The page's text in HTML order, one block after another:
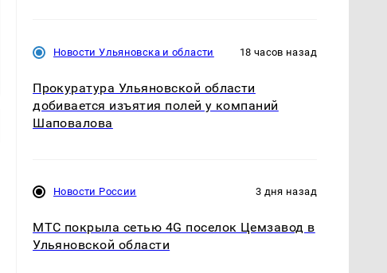
Новости Ульяновска и области 18 часов назад
Прокуратура Ульяновской области
добивается изъятия полей у компаний
Шаповалова
Новости России 3 дня назад
МТС покрыла сетью 4G поселок Цемзавод в
Ульяновской области